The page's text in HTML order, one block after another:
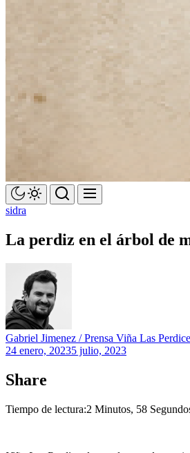
sidra
La perdiz en el árbol de
Gabriel Jimenez / Prensa Viña Las
24 enero, 20235 julio, 2023
Share
Tiempo de lectura:2 Minutos, 58